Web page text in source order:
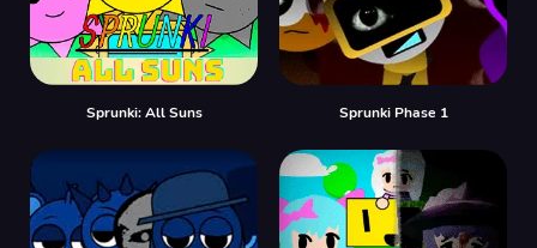
Sprunki: All Suns Sprunki Phase 1